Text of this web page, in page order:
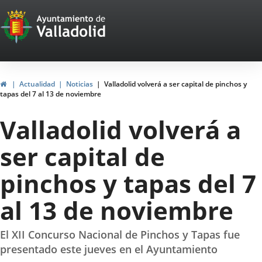
Portal
Web
del
Ayuntamiento
de
Valladolid
InicioActualidad Noticias
Valladolid volverá a ser capital de pinchos y
tapas del 7 al 13 de noviembre
Valladolid volverá a
ser capital de
pinchos y tapas del 7
al 13 de noviembre
El XII Concurso Nacional de Pinchos y Tapas fue
presentado este jueves en el Ayuntamiento